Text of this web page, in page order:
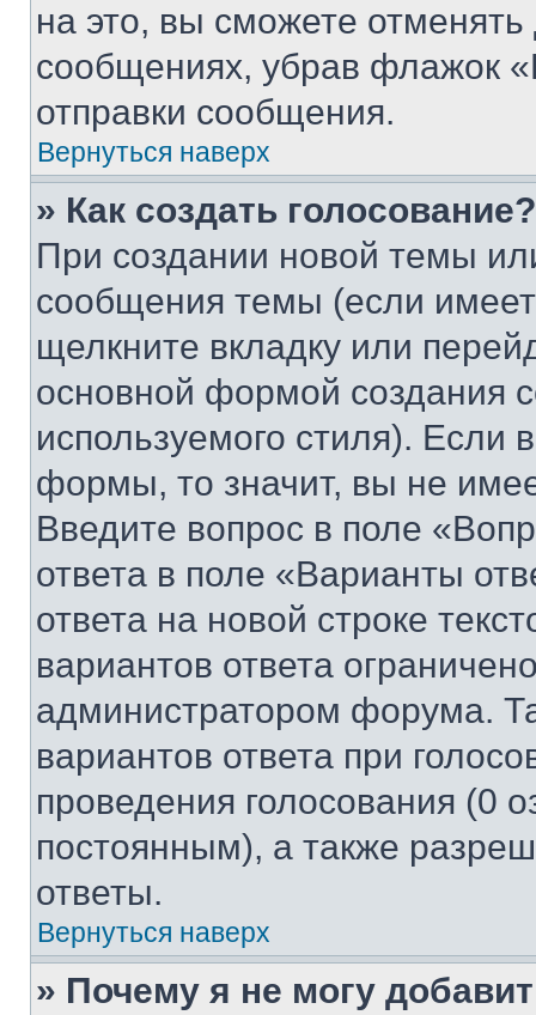
на это, вы сможете
сообщениях, убрав флажок
отправки сообщения.
Вернуться наверх
» Как создать голосование?
При создании новой темы
сообщения темы (если
щелкните вкладку или
основной формой создания
используемого стиля). Если
формы, то значит, вы не
Введите вопрос в поле
ответа в поле «Варианты
ответа на новой строке
вариантов ответа
администратором форума.
вариантов ответа при
проведения голосования (0
постоянным), а также
ответы.
Вернуться наверх
» Почему я не могу